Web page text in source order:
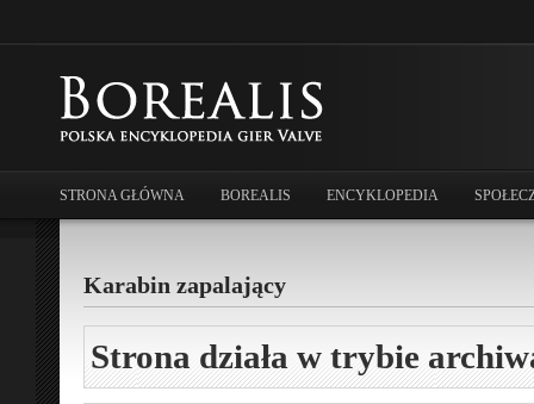
STRONA GŁÓWNA BOREALIS ENCYKLOPEDIA
Karabin zapalający
Strona działa w trybie